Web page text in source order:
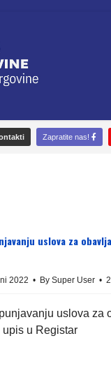
Zapratite nas!
uslova za
2022 By Super User
uslova za
u Registar